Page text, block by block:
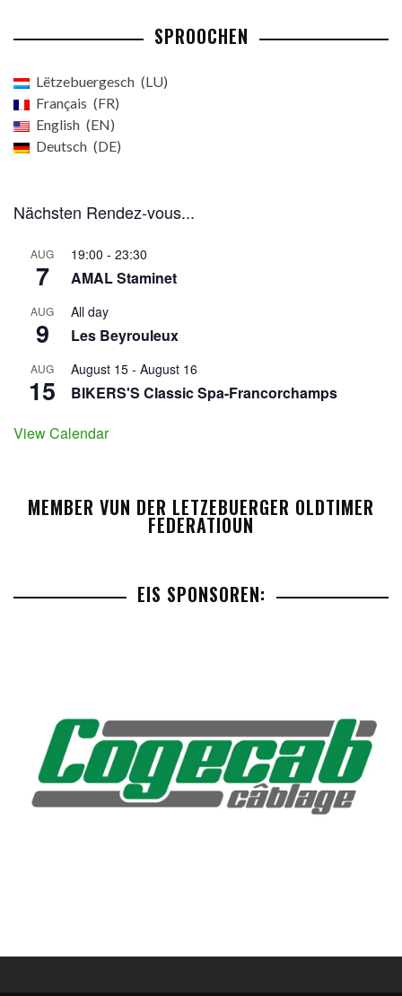
SPROOCHEN
Lëtzebuergesch
LU
Français
FR
English
EN
Deutsch
DE
Nächsten Rendez-vous...
AUG
7
19:00 - 23:30
AMAL Staminet
AUG
9
All day
Les Beyrouleux
AUG
15
August 15 - August 16
BIKERS'S Classic Spa-Francorchamps
View Calendar
MEMBER VUN DER LETZEBUERGER OLDTIMER
FEDERATIOUN
EIS SPONSOREN: